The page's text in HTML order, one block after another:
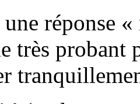
réponse
très probant